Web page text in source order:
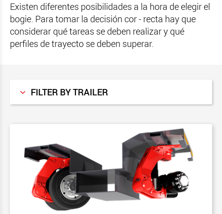
Existen diferentes posibilidades a la hora de elegir el
bogie. Para tomar la decisión cor - recta hay que
considerar qué tareas se deben realizar y qué
perfiles de trayecto se deben superar.
FILTER BY TRAILER
Todos
GigaMAX
VarioMAX
MegaMAX - América del Norte
MultiMAX